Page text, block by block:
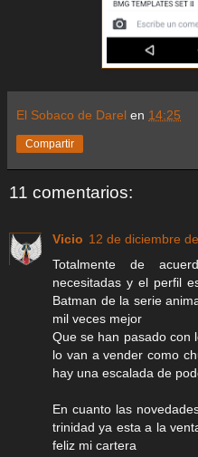
El Sobaco de Darel en 14:25
Compartir
11 comentarios:
Vicio 12 de diciembre
Totalmente de
necesitadas y el perfil
Batman de la serie
mil veces mejor
Que se han pasado con
lo van a vender como
hay una escalada de
En cuanto las
trinidad ya esta a la
feliz mi cartera